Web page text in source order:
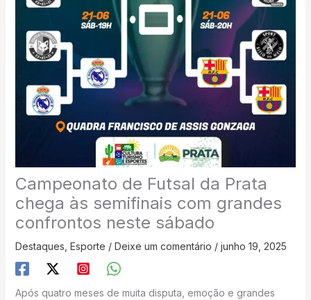
Campeonato de Futsal da Prata
chega às semifinais com grandes
confrontos neste sábado
Destaques Esporte / Deixe um comentário / junho 19, 2025
Após quatro meses de muita disputa, emoção e grandes